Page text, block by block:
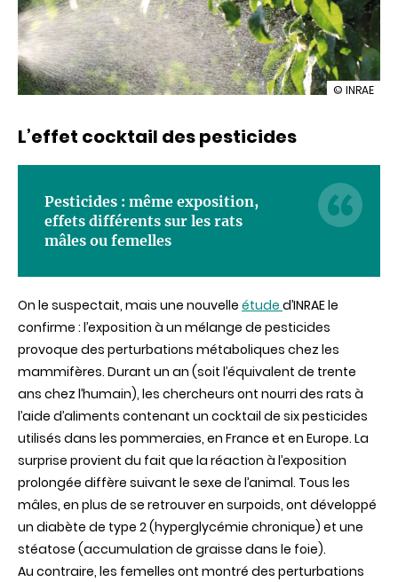
illustration
effets
des
pesticides
dans
les
© INRAE
L’effet cocktail despesticides
Pesticides : même exposition,
effets différents sur les rats
mâles ou femelles
On le suspectait, mais une nouvelle étude d’INRAEle
confirme : l’exposition à un mélange de pesticides
provoque des perturbations métaboliques chez les
mammifères. Durant un an (soit l’équivalent de trente
ans chez l’humain), les chercheurs ont nourri des rats à
l’aide d’aliments contenant un cocktail de six pesticides
utilisés dans les pommeraies, en France et en Europe. La
surprise provient du fait que la réaction à l’exposition
prolongée diffère suivant le sexe de l’animal. Tous les
mâles, en plus de se retrouveren surpoids, ont développé
un diabète de type 2 (hyperglycémie chronique) et une
stéatose (accumulation de graisse dans le foie).
Au contraire, les femelles ont montré des perturbations